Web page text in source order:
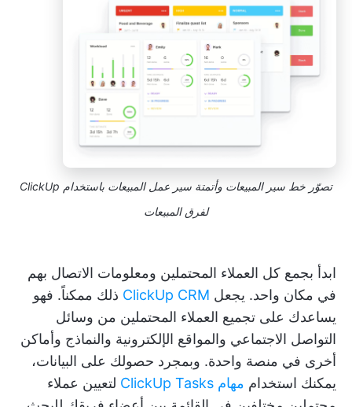
تصوّر خط سير المبيعات وأتمتة سير عمل المبيعات باستخدام ClickUp
لفرق المبيعات
ابدأ بجمع كل العملاء المحتملين ومعلومات الاتصال بهم
في مكان واحد. يجعل ClickUp CRM ذلك ممكناً. فهو
يساعدك على تجميع العملاء المحتملين من وسائل
التواصل الاجتماعي والمواقع الإلكترونية والنماذج وأماكن
أخرى في منصة واحدة. وبمجرد حصولك على البيانات،
يمكنك استخدام مهام ClickUp Tasks
لتعيين عملاء